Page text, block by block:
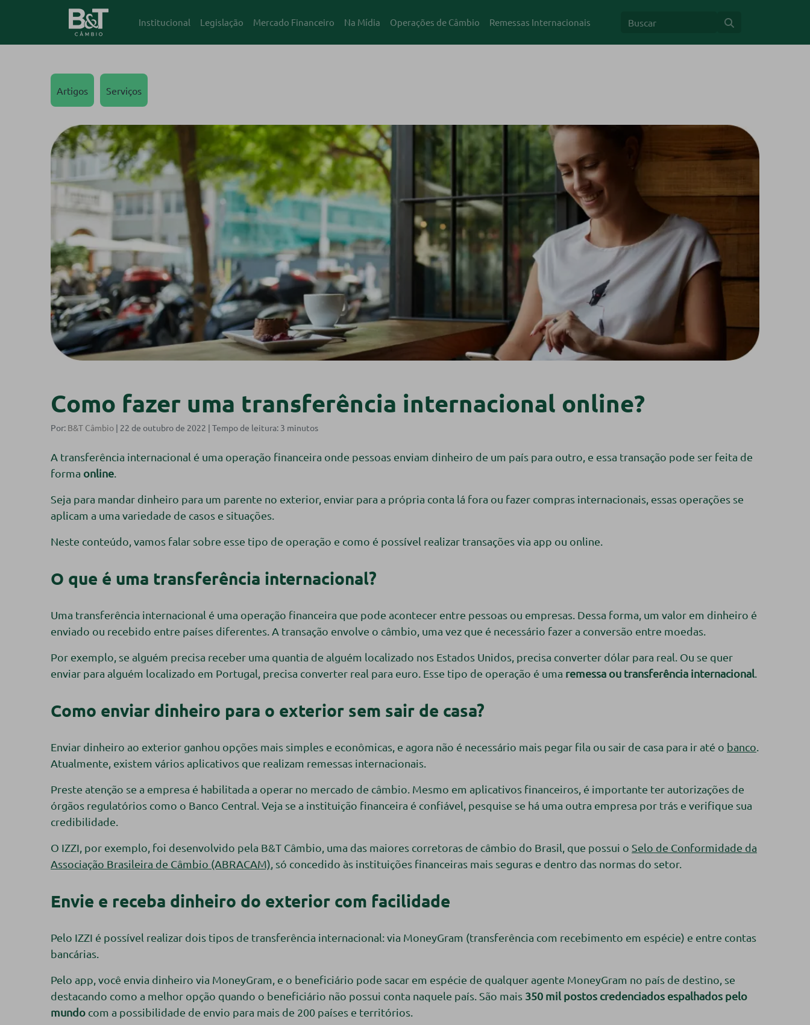
Institucional Legislação Mercado Financeiro Na Mídia Operações de Câmbio Remessas Internacionais
Artigos Serviços
Como fazer uma transferência internacional online?
Por: B&T Câmbio | 22 de outubro de 2022 |
A transferência internacional é uma operação financeira onde pessoas enviam dinheiro de um país para outro, e essa transação pode ser feita de
forma online.
Seja para mandar dinheiro para um parente no exterior, enviar para a própria conta lá fora ou fazer compras internacionais, essas operações se
aplicam a uma variedade de casos e situações.
Neste conteúdo, vamos falar sobre esse tipo de operação e como é possível realizar transações via app ou online.
O que é uma transferência internacional?
Uma transferência internacional é uma operação financeira que pode acontecer entre pessoas ou empresas. Dessa forma, um valor em dinheiro é
enviado ou recebido entre países diferentes. A transação envolve o câmbio, uma vez que é necessário fazer a conversão entre moedas.
Por exemplo, se alguém precisa receber uma quantia de alguém localizado nos Estados Unidos, precisa converter dólar para real. Ou se quer
enviar para alguém localizado em Portugal, precisa converter real para euro. Esse tipo de operação é uma remessa ou transferência internacional.
Como enviar dinheiro para o exterior sem sair de casa?
Enviar dinheiro ao exterior ganhou opções mais simples e econômicas, e agora não é necessário mais pegar fila ou sair de casa para ir até o banco.
Atualmente, existem vários aplicativos que realizam remessas internacionais.
Preste atenção se a empresa é habilitada a operar no mercado de câmbio. Mesmo em aplicativos financeiros, é importante ter autorizações de
órgãos regulatórios como o Banco Central. Veja se a instituição financeira é confiável, pesquise se há uma outra empresa por trás e verifique sua
credibilidade.
O IZZI, por exemplo, foi desenvolvido pela B&T Câmbio, uma das maiores corretoras de câmbio do Brasil, que possui o Selo de Conformidade da
Associação Brasileira de Câmbio (ABRACAM), só concedido às instituições financeiras mais seguras e dentro das normas do setor.
Envie e receba dinheiro do exterior com facilidade
Pelo IZZI é possível realizar dois tipos de transferência internacional: via MoneyGram (transferência com recebimento em espécie) e entre contas
bancárias.
Pelo app, você envia dinheiro via MoneyGram, e o beneficiário pode sacar em espécie de qualquer agente MoneyGram no país de destino, se
destacando como a melhor opção quando o beneficiário não possui conta naquele país. São mais 350 mil postos credenciados espalhados pelo
mundo com a possibilidade de envio para mais de 200 países e territórios.